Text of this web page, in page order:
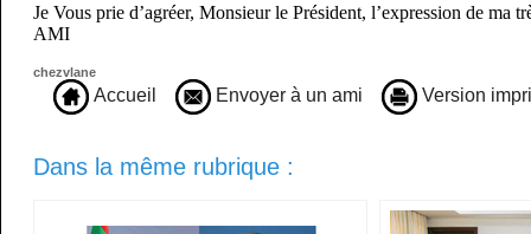
Je Vous prie d’agréer, Monsieur le Président, l’expression de ma
AMI
chezvlane
Accueil Envoyer à un ami Version
Dans la même rubrique :